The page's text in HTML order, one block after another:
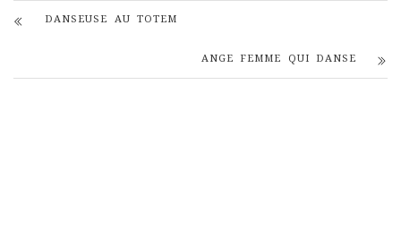
DANSEUSE AU TOTEM
ANGE FEMME QUI DANSE